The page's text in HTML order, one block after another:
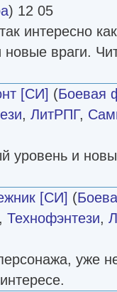
) 12 05
интересно
новые враги.
[СИ] (Боевая
, ЛитРПГ,
уровень и
[СИ] (
, Технофэнтези,
уже